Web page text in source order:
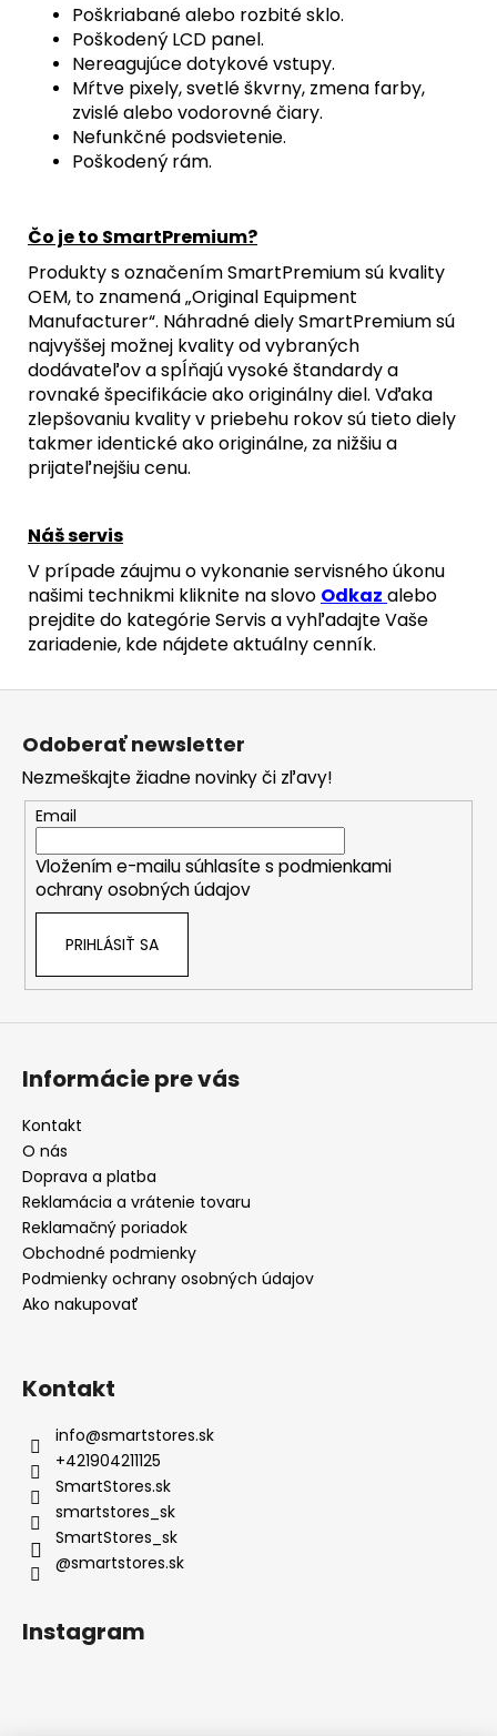
Poškriabané alebo rozbité sklo.
Poškodený LCD panel.
Nereagujúce dotykové vstupy.
Mŕtve pixely, svetlé škvrny, zmena farby,
zvislé alebo vodorovné čiary.
Nefunkčné podsvietenie.
Poškodený rám.
Čo je to SmartPremium?
Produkty s označením SmartPremium sú kvality
OEM, to znamená „Original Equipment
Manufacturer“. Náhradné diely SmartPremium sú
najvyššej možnej kvality od vybraných
dodávateľov a spĺňajú vysoké štandardy a
rovnaké špecifikácie ako originálny diel. Vďaka
zlepšovaniu kvality v priebehu rokov sú tieto diely
takmer identické ako originálne, za nižšiu a
prijateľnejšiu cenu.
Náš servis
V prípade záujmu o vykonanie servisného úkonu
našimi technikmi kliknite na slovo Odkaz alebo
prejdite do kategórie Servis a vyhľadajte Vaše
zariadenie, kde nájdete aktuálny cenník.
Z
Odoberať newsletter
Nezmeškajte žiadne novinky či zľavy!
Email
Vložením e-mailu súhlasíte s podmienkami
ochrany osobných údajov
PRIHLÁSIŤ SA
Informácie pre vás
Kontakt
O nás
Doprava a platba
Reklamácia a vrátenie tovaru
Reklamačný poriadok
Obchodné podmienky
Podmienky ochrany osobných údajov
Ako nakupovať
Kontakt
info@smartstores.sk
+421904211125
SmartStores.sk
smartstores_sk
SmartStores_sk
@smartstores.sk
Instagram